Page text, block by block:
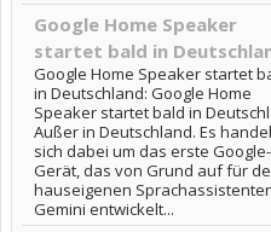
Google Home Speaker
startet bald in
Google Home Speaker startet
in Deutschland: Google Home
Speaker startet bald in
Außer in Deutschland. Es
sich dabei um das erste Google-
Gerät, das von Grund auf für
hauseigenen
Gemini entwickelt...